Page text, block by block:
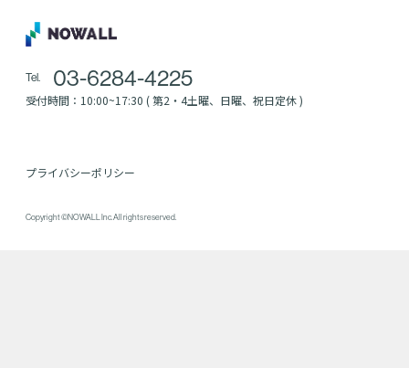
Tel. 03-6284-4225
受付時間：10:00~17:30 ( 第2・4土曜、日曜、祝日定休 )
プライバシーポリシー
Copyright ©NOWALL Inc. All rights reserved.